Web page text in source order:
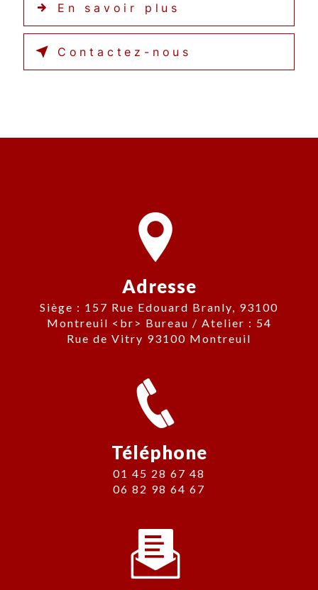
En savoir plus
Contactez-nous
Adresse
Siège : 157 Rue Edouard Branly, 93100
Montreuil <br> Bureau / Atelier : 54
Rue de Vitry 93100 Montreuil
Téléphone
01 45 28 67 48
06 82 98 64 67